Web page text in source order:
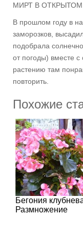
МИРТ В ОТКРЫТОМ
В прошлом году в
заморозков,
подобрала
от погоды) вместе
растению там
повторить.
Похожие
Бегония
Размножение